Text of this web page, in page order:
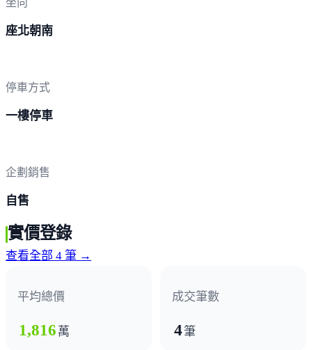
座北朝南
停車方式
一樓停車
企劃銷售
自售
實價登錄
查看全部 4 筆 →
平均總價
1,816 萬
成交筆數
4筆